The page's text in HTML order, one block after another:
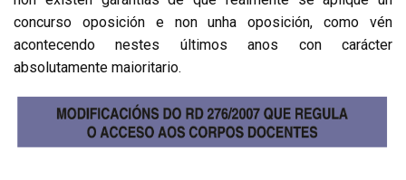
concurso oposición e non unha oposición, como vén
acontecendo nestes últimos anos con carácter
absolutamente maioritario.